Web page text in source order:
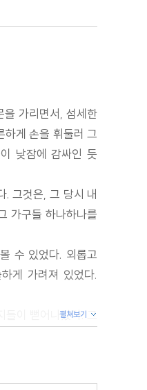
을 가리면서, 섬세한
하게 손을 휘둘러 그
낮잠에 감싸인 듯
. 그것은, 그 당시 내
가구들 하나하나를
수 있었다. 외롭고
게 가려져 있었다.
들이 뻗어나갔다. 그
다. 왜냐하면 그는
듯한 기이한 힘을
펼쳐보기